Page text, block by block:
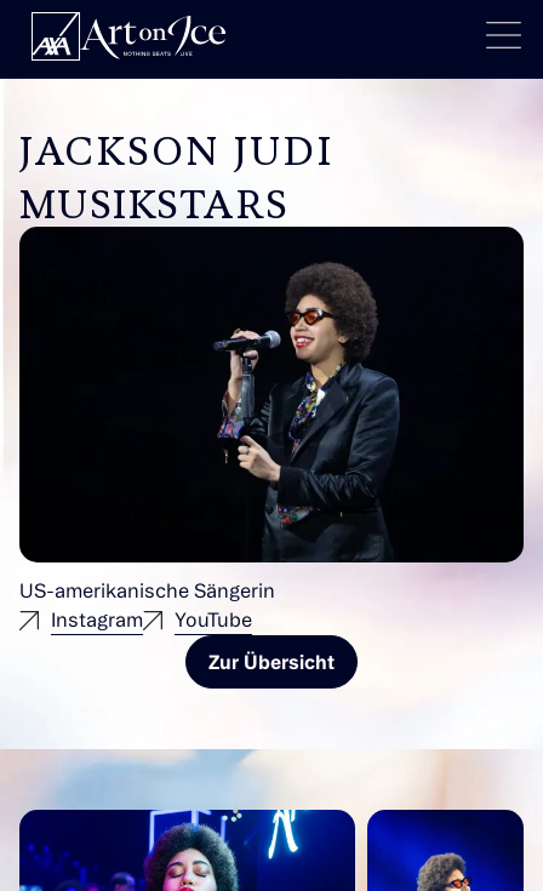
JACKSON JUDI
MUSIKSTARS
US-amerikanische Sängerin
Instagram
YouTube
Zur Übersicht